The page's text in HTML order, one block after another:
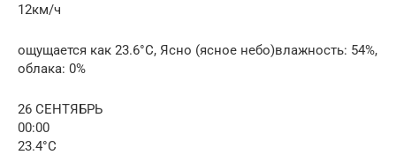
12км/ч
ощущается как 23.6°C, Ясно (ясное небо)влажность: 54%,
облака: 0%
26 СЕНТЯБРЬ
00:00
23.4°C